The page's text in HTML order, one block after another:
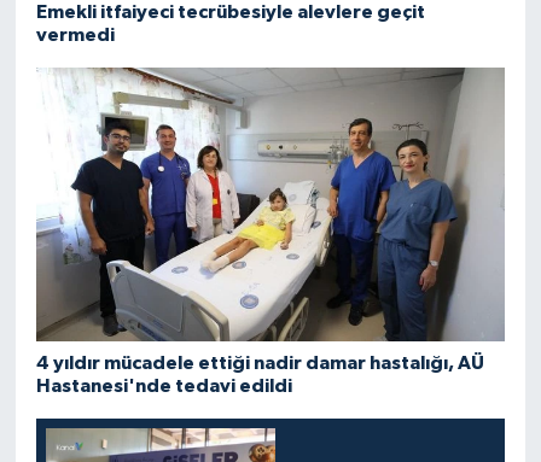
Emekli itfaiyeci tecrübesiyle alevlere geçit
vermedi
4 yıldır mücadele ettiği nadir damar hastalığı, AÜ
Hastanesi'nde tedavi edildi